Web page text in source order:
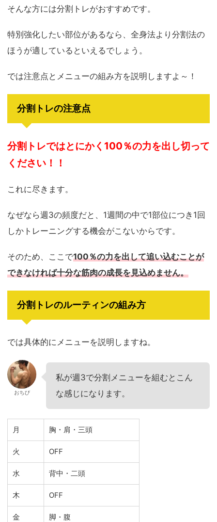
そんな方には分割トレがおすすめです。
特別強化したい部位があるなら、全身法より分割法の
ほうが適しているといえるでしょう。
では注意点とメニューの組み方を説明しますよ～！
分割トレの注意点
分割トレではとにかく100％の力を出し切って
ください！！
これに尽きます。
なぜなら週3の頻度だと、1週間の中で1部位につき1回
しかトレーニングする機会がこないからです。
そのため、ここで100％の力を出して追い込むことが
できなければ十分な筋肉の成長を見込めません。
分割トレのルーティンの組み方
では具体的にメニューを説明しますね。
おちび
私が週3で分割メニューを組むとこん
な感じになります。
月 胸・肩・三頭
火 OFF
水 背中・二頭
木 OFF
金 脚・腹